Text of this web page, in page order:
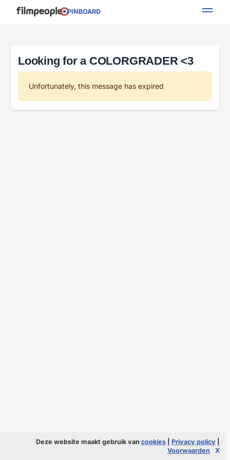
PINBOARD
Looking for a COLORGRADER <3
Unfortunately, this message has expired
Deze website maakt gebruik van cookies Privacy policy
Voorwaarden
X